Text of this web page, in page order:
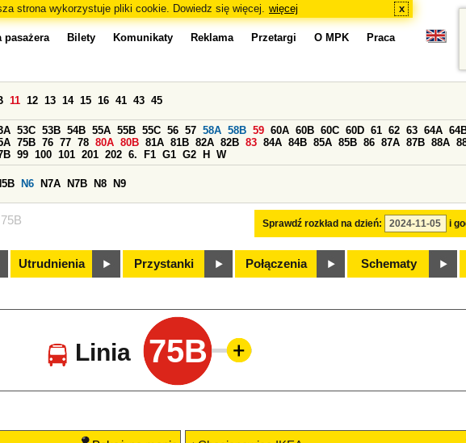
strona wykorzystuje pliki cookie. Dowiedz się więcej. więcej x
75B
pasażera Bilety Komunikaty Reklama Przetargi O MPK Praca
Sprawdź rozkład na dzień: i
11 12 13 14 15 16 41 43 45
53C 53B 54B 55A 55B 55C 56 57 58A 58B 59 60A 60B 60C 60D 61 62 63 64A
75B 76 77 78 80A 80B 81A 81B 82A 82B 83 84A 84B 85A 85B 86 87A 87B 88A
99 100 101 201 202 6. F1 G1 G2 H W
N6 N7A N7B N8 N9
Utrudnienia Przystanki Połączenia Schematy
Linia 75B